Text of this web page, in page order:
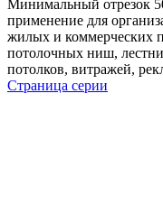
Минимальный отрезок
применение для
жилых и коммерческих
потолочных ниш,
потолков, витражей,
Страница серии